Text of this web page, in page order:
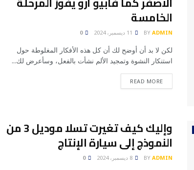
الخامسة
BY ADMIN
0
لكن لا بد أن أوضح لك أن كل هذه الأفكار المغلوطة حول
استنكار النشوة وتمجيد الألم نشأت بالفعل، وسأعرض لك...
READ MORE
وإليك كيف تغيرت تسلا موديل 3 من
النموذج إلى سيارة الإنتاج
BY ADMIN
0